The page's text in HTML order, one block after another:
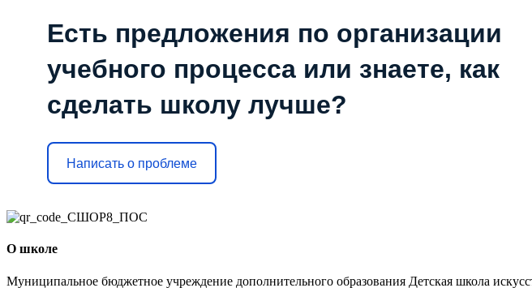
Есть предложения по организации
учебного процесса или знаете, как
сделать школу лучше?
Написать о проблеме
О школе
Муниципальное бюджетное учреждение дополнительного образования Детская школа